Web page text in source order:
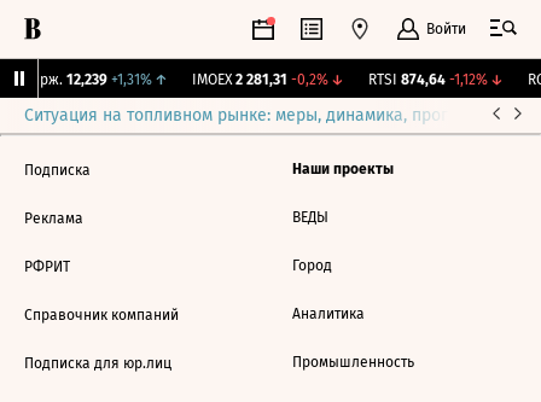
Войти
Бирж. 12,239 +1,31%↑ IMOEX 2 281,31 -0,2%↓ RTSI 874,64 -1,12%↓
Ситуация на топливном рынке: меры, динамика, прогнозы
Подписка
Реклама
РФРИТ
Справочник компаний
Подписка для юр.лиц
Наши проекты
ВЕДЫ
Город
Аналитика
Промышленность